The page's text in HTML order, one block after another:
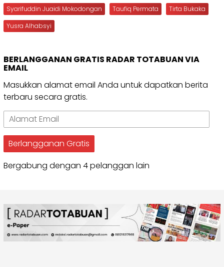
Syarifuddin Juaidi Mokodongan
Taufiq Permata
Tirta Bukaka
Yusra Alhabsyi
BERLANGGANAN GRATIS RADAR TOTABUAN VIA
EMAIL
Masukkan alamat email Anda untuk dapatkan berita
terbaru secara gratis.
Alamat
Email
Berlangganan Gratis
Bergabung dengan 4 pelanggan lain